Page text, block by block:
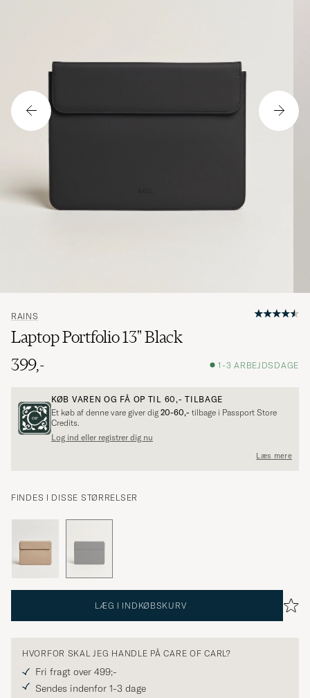
RAINS
Laptop Portfolio 13" Black
399,-
1-3 ARBEJDSDAGE
KØB VAREN OG FÅ OP TIL 60,- TILBAGE
Et køb af denne vare giver dig 20-60,- tilbage i Passport Store
Credits.
Log ind eller registrer dig nu
Læs mere
FINDES I DISSE STØRRELSER
LÆG I INDKØBSKURV
HVORFOR SKAL JEG HANDLE PÅ CARE OF CARL?
Fri fragt over 499;-
Sendes indenfor 1-3 dage